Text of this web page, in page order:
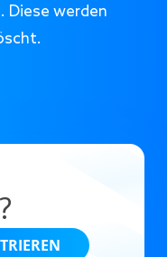
Diese werden